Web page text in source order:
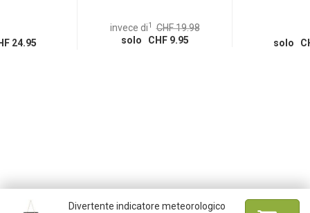
24.95
invece di1 CHF 19.98
solo CHF 9.95
solo
Divertente indicatore meteorologico